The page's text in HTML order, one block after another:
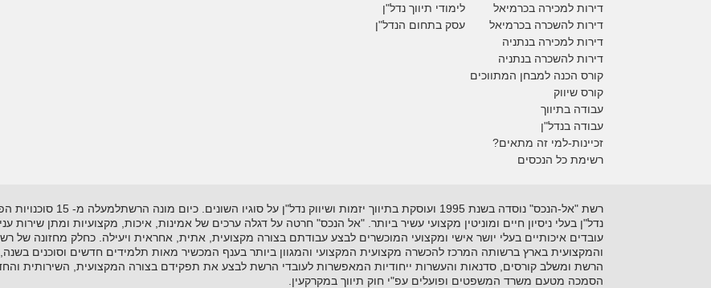
דירות למכירהבכרמיאל
דירות להשכרהבכרמיאל
דירות למכירה בנתניה
דירות להשכרה בנתניה
קורס הכנה למבחן המתווכים
קורס שיווק
עבודה בתיווך
עבודה בנדל"ן
זכיינות-למי זה מתאים?
לימודי תיווך נדל"ן
עסק בתחום הנדל"ן
רשימת כל הנכסים
רשת "אל-הנכס" נוסדה בשנת
נדל"ן בעלי ניסיון חיים ומוניטין מקצועי עשיר ביותר. "אל הנכס" חרטה על דגלה ערכים של אמינות, איכות, מקצועיות ומתן שירות
עובדים איכותיים בעלי יושר אישי ומקצועי המוכשרים לבצע עבודתם בצורה מקצועית, אתית, אחראית ויעילה. כחלק מחזונה של
והמקצועית בארץ ברשותה המרכז להכשרה מקצועית המקצועי והמגוון ביותר בענף המכשיר מאות תלמידים חדשים וסוכנים בשנה,
הרשת ומשלב קורסים, סדנאות והעשרות ייחודיות המאפשרות לעובדי הרשת לבצע את תפקידם בצורה המקצועית, השירותית
הסמכה מטעם משרד המשפטים ופועלים עפ"י חוק תיווך במקרקעין.